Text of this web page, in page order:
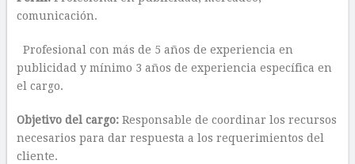
comunicación.
Profesional con más de 5 años de experiencia en
publicidad y mínimo 3 años de experiencia específica en
el cargo.
Objetivo del cargo:Responsable de coordinar los recursos
necesarios para dar respuesta a los requerimientos del
cliente.